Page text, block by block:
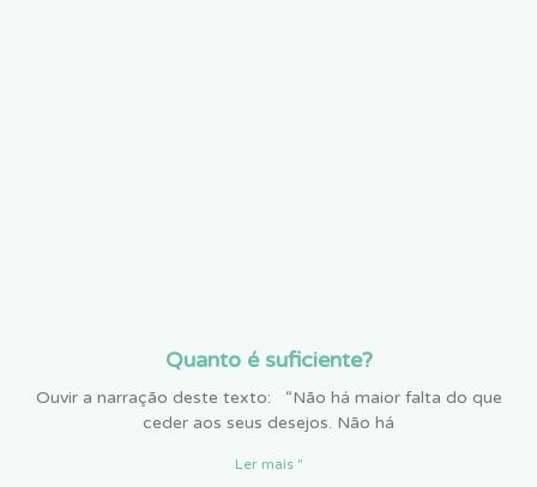
Quanto é suficiente?
Ouvir a narração deste texto: “Não há maior falta do que
ceder aos seus desejos. Não há
Ler mais "